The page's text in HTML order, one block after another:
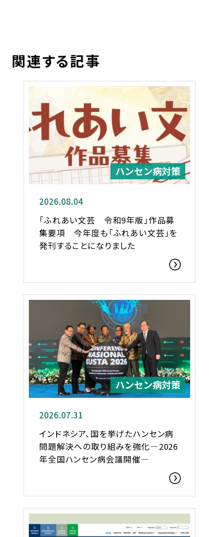
関連する記事
ハンセン病対策
2026.08.04
「ふれあい文芸 令和9年版」作品募
集要項 今年度も「ふれあい文芸」を
発刊することになりました
ハンセン病対策
2026.07.31
インドネシア、国を挙げたハンセン病
問題解決への取り組みを強化―2026
年全国ハンセン病会議開催―